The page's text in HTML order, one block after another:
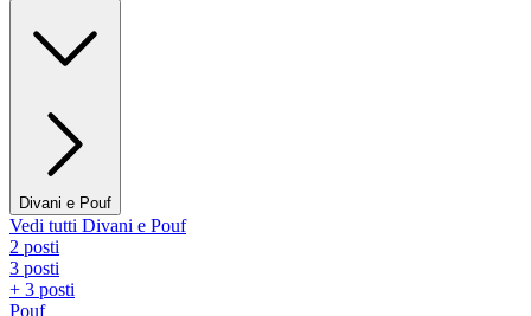
Divani e Pouf
Vedi tutti Divani e Pouf
2 posti
3 posti
+ 3 posti
Pouf